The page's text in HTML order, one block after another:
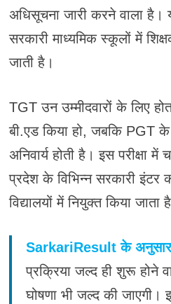
अधिसूचना जारी करने वाला है।
सरकारी माध्यमिक स्कूलों में
जाती है।
TGT उन उम्मीदवारों के लिए
बी.एड किया हो, जबकि PGT के
अनिवार्य होती है। इस परीक्षा में
प्रदेश के विभिन्न सरकारी इंटर
विद्यालयों में नियुक्त किया जाता
SarkariResult के अनुसार
प्रक्रिया जल्द ही शुरू होने
घोषणा भी जल्द की जाएगी।